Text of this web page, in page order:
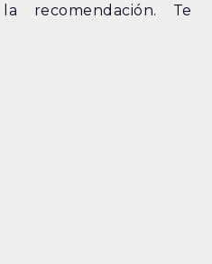
recomendación. Te